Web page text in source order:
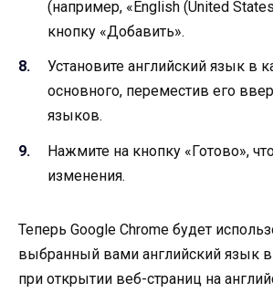
(например, «English (United
кнопку «Добавить».
Установите английский язык в
основного, переместив его
языков.
Нажмите на кнопку «Готово»,
изменения.
Теперь Google Chrome будет
выбранный вами английский язык
при открытии веб-страниц на